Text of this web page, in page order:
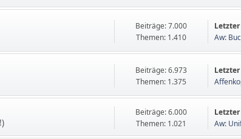
Beiträge: 7.000
Themen: 1.410
Aw:
Beiträge: 6.973
Themen: 1.375
Beiträge: 6.000
Themen: 1.021
Aw: